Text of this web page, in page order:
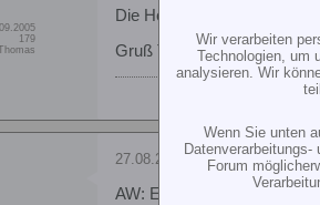
179
Die Heim Mechanik
Gruß TC
27.08.2010, 10:41
AW: Erkennungsdienstliche
Wir verarbeiten
Technologien, um
analysieren. Wir
Wenn Sie unten
Forum